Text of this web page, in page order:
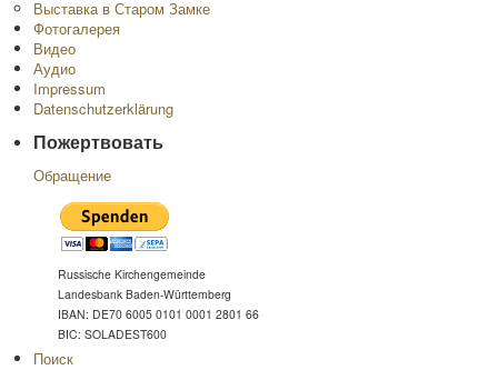
Выставка в Старом Замке
Фотогалерея
Видео
Аудио
Impressum
Datenschutzerklärung
Пожертвовать
Обращение
Russische Kirchengemeinde
Landesbank Baden-Württemberg
IBAN: DE70 6005 0101 0001 2801 66
BIC: SOLADEST600
Поиск